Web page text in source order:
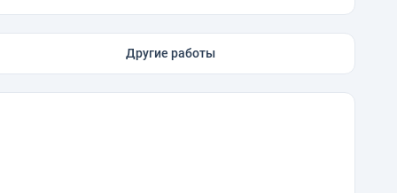
Другие работы